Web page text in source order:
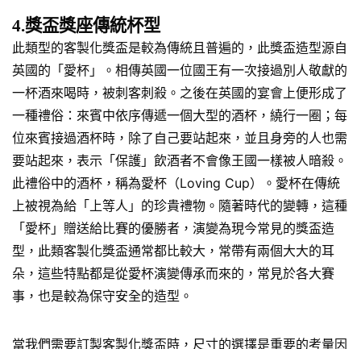
4.獎盃獎座傳統杯型
此類型的客製化獎盃是較為傳統且普遍的，此獎盃造型源自
英國的「愛杯」。相傳英國一位國王有一次接過別人敬獻的
一杯酒來喝時，被刺客刺殺。之後在英國的宴會上便形成了
一種禮俗：來賓中依序傳遞一個大型的酒杯，繞行一圈；每
位來賓接過酒杯時，除了自己要站起來，並且身旁的人也需
要站起來，表示「保護」飲酒者不會像王國一樣被人暗殺。
此禮俗中的酒杯，稱為愛杯（Loving Cup）。愛杯在傳統
上被視為給「上等人」的珍貴禮物。隨著時代的變轉，這種
「愛杯」贈送給比賽的優勝者，演變為現今常見的獎盃造
型，此類客製化獎盃通常都比較大，常帶有兩個大大的耳
朵，這些特點都是從愛杯演變傳承而來的，常見於各大賽
事，也是較為保守安全的造型。
當我們需要訂製客製化獎盃時，尺寸的選擇是重要的考量因